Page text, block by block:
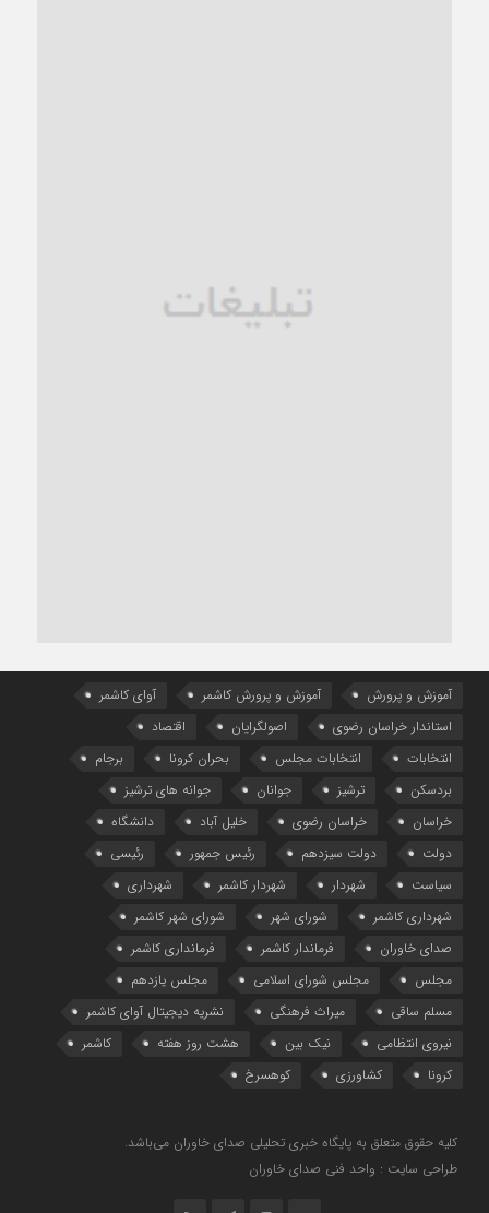
آموزش و پرورش آموزش و پرورش کاشمر
آوای کاشمر
استاندار خراسان رضوی
اصولگرایان
اقتصاد
انتخابات
انتخابات مجلس بحران کرونا
برجام
بردسکن
ترشیز جوانان
جوانه های ترشیز
خراسان
خراسان رضوی خلیل آباد
دانشگاه
دولت
دولت سیزدهم رئیس جمهور
رئیسی
سیاست
شهردار شهردار کاشمر
شهرداری
شهرداری کاشمر
شورای شهر
شورای شهر کاشمر
صدای خاوران
فرماندار کاشمر
فرمانداری کاشمر
مجلس
مجلس شورای اسلامی
مجلس یازدهم
مسلم ساقی
میراث فرهنگی
نشریه دیجیتال آوای کاشمر
نیروی انتظامی
نیک بین هشت روز هفته
کاشمر
کرونا
کشاورزی کوهسرخ
کلیه حقوق متعلق به پایگاه خبری تحلیلی صدای خاوران می‌باشد.
طراحی سایت : واحد فنی صدای خاوران